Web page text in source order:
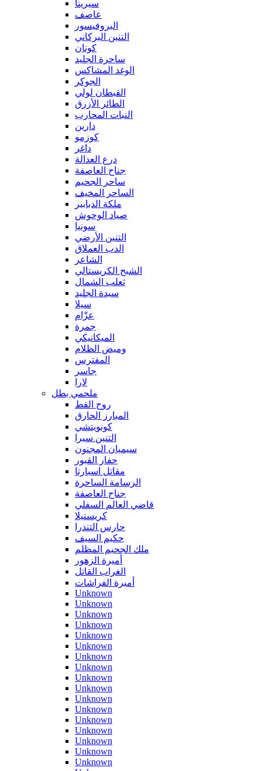
سيرينا
عاصف
البروفيسور
التنين البركاني
كونان
ساحرة الجليد
الوغد المشاكس
الجوكر
القبطان لولي
الطائر الأزرق
النبات المحارب
دارين
كوزمو
داغر
درع العدالة
جناح العاصفة
ساحر الجحيم
الساحر المخيف
ملكة الدبابير
صياد الوحوش
سونيا
التنين الأرضي
الدب العملاق
الشاعر
الشبح الكريستالي
ثعلب الشمال
سيدة الجليد
سيلا
عزّام
جمرة
الميكانيكي
وميض الظلام
المفترس
جاسر
لارا
ملحمي بطل
روح القط
المبارز الحارق
كونويتشي
التنين سيرا
سيميان المجنون
حفار القبور
مقاتل اسبارتا
الرسامة الساحرة
جناح العاصفة
قاضي العالم السفلي
كريستيلا
حارس التندرا
حكيم السيف
ملك الجحيم المظلم
أميرة الزهور
الغراب القاتل
أميرة الفراشات
Unknown
Unknown
Unknown
Unknown
Unknown
Unknown
Unknown
Unknown
Unknown
Unknown
Unknown
Unknown
Unknown
Unknown
Unknown
Unknown
Unknown